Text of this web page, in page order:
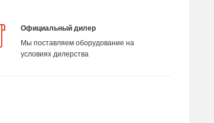
Официальный дилер
Мы поставляем оборудование на
условиях дилерства